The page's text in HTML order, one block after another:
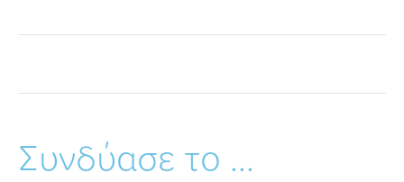
Συνδύασε το ...